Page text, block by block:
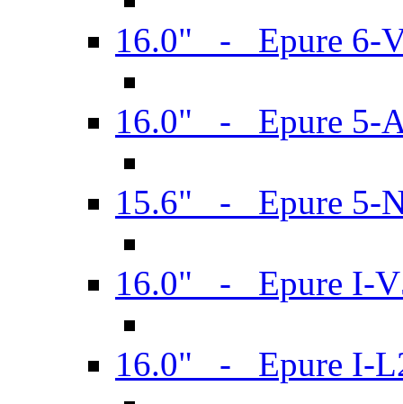
16.0" - Epure 6-
16.0" - Epure 5-
15.6" - Epure 5-
16.0" - Epure I-
16.0" - Epure I-